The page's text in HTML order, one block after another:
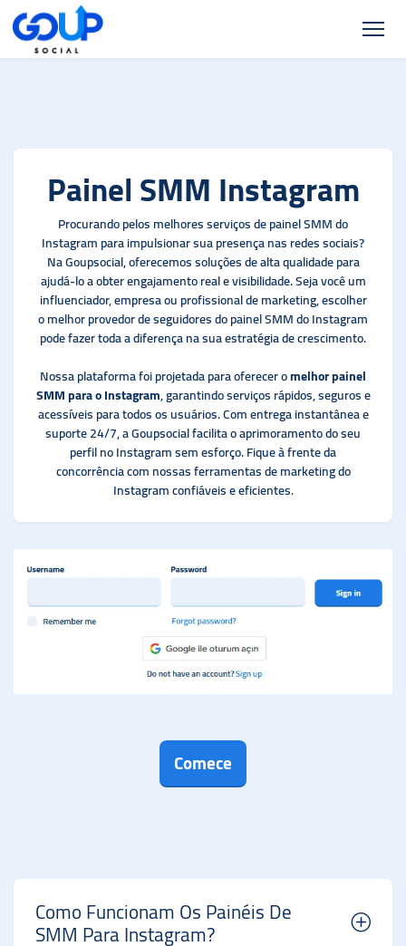
Painel SMM Instagram
Procurando pelos melhores serviços de painel SMM do
Instagram para impulsionar sua presença nas redes sociais?
Na Goupsocial, oferecemos soluções de alta qualidade para
ajudá-lo a obter engajamento real e visibilidade. Seja você um
influenciador, empresa ou profissional de marketing, escolher
o melhor provedor de seguidores do painel SMM do Instagram
pode fazer toda a diferença na sua estratégia de crescimento.
Nossa plataforma foi projetada para oferecer omelhor painel
SMM para o Instagram, garantindo serviços rápidos, seguros e
acessíveis para todos os usuários. Com entrega instantânea e
suporte 24/7, a Goupsocial facilita o aprimoramento do seu
perfil no Instagram sem esforço. Fique à frente da
concorrência com nossas ferramentas de marketing do
Instagram confiáveis e eficientes.
Comece
Como Funcionam Os Painéis De
SMM Para Instagram?